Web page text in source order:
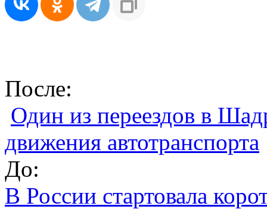
После:
Один из переездов в
движения автотранспорта
До:
В России стартовала